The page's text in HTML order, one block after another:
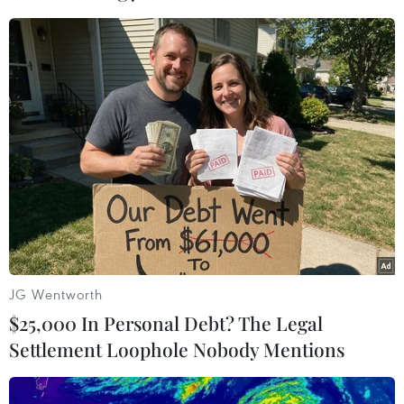
Những 'kỳ quan mới' làm thay đổi
diện mạo du lịch Việt Nam
01/03/2019 06:43
Hơn 520 cá thể động vật hoang dã
được giải cứu trong năm 2018
11/02/2019 11:29
Đầu năm, nghe tâm sự
của vị Bộ trưởng lo ngân khố quốc
gia
JG Wentworth
$25,000 In Personal Debt? The Legal
Settlement Loophole Nobody Mentions